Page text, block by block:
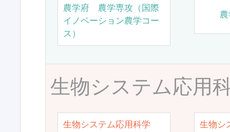
農学府 農学専攻（国際
イノベーション農学コー
ス）
生物システム応用
生物システム応用科学
生物シ